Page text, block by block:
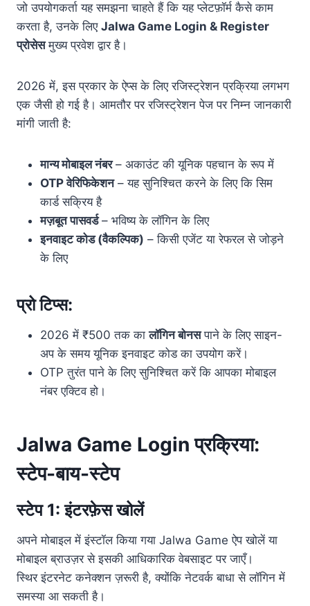
जो उपयोगकर्ता यह समझना चाहते हैं कि यह प्लेटफ़ॉर्म कैसे काम
करता है, उनके लिए Jalwa Game Login & Register
प्रोसेसमुख्य प्रवेश द्वार है।
2026 में, इस प्रकार के ऐप्स के लिए रजिस्ट्रेशन प्रक्रिया लगभग
एक जैसी हो गई है। आमतौर पर रजिस्ट्रेशन पेज पर निम्न जानकारी
मांगी जाती है:
मान्य मोबाइल नंबर– अकाउंट की यूनिक पहचान के रूप में
OTP वेरिफिकेशन– यह सुनिश्चित करने के लिए कि सिम
कार्ड सक्रिय है
मज़बूत पासवर्ड– भविष्य के लॉगिन के लिए
इनवाइट कोड (वैकल्पिक) – किसी एजेंट या रेफरल से जोड़ने
के लिए
प्रो टिप्स:
2026 में ₹500 तक कालॉगिन बोनसपाने के लिए साइन-
अप के समय यूनिक इनवाइट कोड का उपयोग करें।
OTP तुरंत पाने के लिए सुनिश्चित करें कि आपका मोबाइल
नंबर एक्टिव हो।
Jalwa Game Login प्रक्रिया:
स्टेप-बाय-स्टेप
स्टेप 1: इंटरफ़ेस खोलें
अपने मोबाइल में इंस्टॉल किया गया Jalwa Game ऐप खोलें या
मोबाइल ब्राउज़र से इसकी आधिकारिक वेबसाइट पर जाएँ।
स्थिर इंटरनेट कनेक्शन ज़रूरी है, क्योंकि नेटवर्क बाधा से लॉगिन में
समस्या आ सकती है।